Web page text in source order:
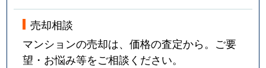
売却相談
マンションの売却は、価格の査定から。ご要
望・お悩み等をご相談ください。